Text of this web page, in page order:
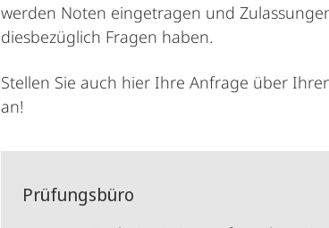
werden Noten eingetragen und
diesbezüglich Fragen haben.
Stellen Sie auch hier Ihre Anfrage über
an!
Prüfungsbüro